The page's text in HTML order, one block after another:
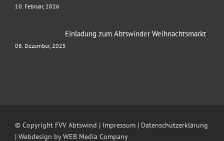
10. Februar, 2026
Einladung zum Abtswinder Weihnachtsmarkt
06. Dezember, 2025
© Copyright FVV Abtswind | Impressum| Datenschutzerklärung
| Webdesign byWEB Media Company